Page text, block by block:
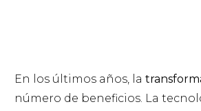
En los últimos años, la
número de beneficios. La